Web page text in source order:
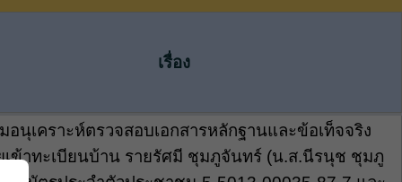
เรื่อง
อนุเคราะห์ตรวจสอบเอกสารหลักฐานและข้อเท็จจริง
เข้าทะเบียนบ้าน รายรัศมี ชุมภูจันทร์ (น.ส.นีรนุช ชุมภู